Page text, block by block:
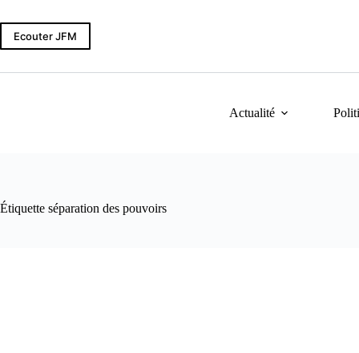
au
contenu
Ecouter JFM
Actualité
Étiquette séparation des pouvoirs